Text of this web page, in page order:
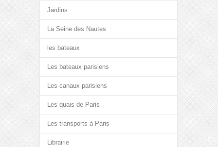
Jardins
La Seine des Nautes
les bateaux
Les bateaux parisiens
Les canaux parisiens
Les quais de Paris
Les transports à Paris
Librairie